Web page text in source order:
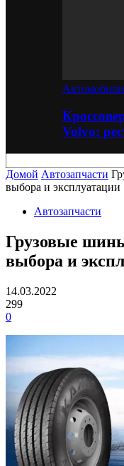
Автомобили
Volvo:
Домой Автозапчасти
выбора и эксплуатации
Автозапчасти
Грузовые
выбора и
14.03.2022
299
0